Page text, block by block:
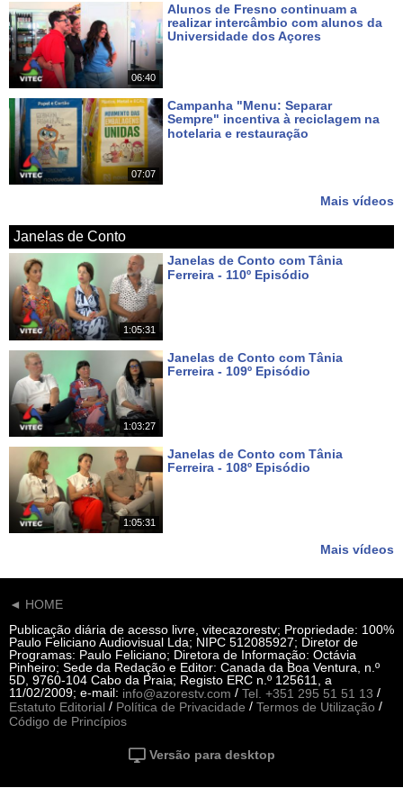
06:40
Alunos de Fresno continuam a
realizar intercâmbio com alunos da
Universidade dos Açores
07:07
Campanha "Menu: Separar
Sempre" incentiva à reciclagem na
hotelaria e restauração
Mais vídeos
Janelas de Conto
1:05:31
Janelas de Conto com Tânia
Ferreira - 110º Episódio
1:03:27
Janelas de Conto com Tânia
Ferreira - 109º Episódio
1:05:31
Janelas de Conto com Tânia
Ferreira - 108º Episódio
Mais vídeos
◄ HOME
Publicação diária de acesso livre, vitecazorestv; Propriedade: 100%
Paulo Feliciano Audiovisual Lda; NIPC 512085927; Diretor de
Programas: Paulo Feliciano; Diretora de Informação: Octávia
Pinheiro; Sede da Redação e Editor: Canada da Boa Ventura, n.º
5D, 9760-104 Cabo da Praia; Registo ERC n.º 125611, a
11/02/2009; e-mail: info@azorestv.com / Tel. +351 295 51 51 13 /
Estatuto Editorial / Política de Privacidade / Termos de Utilização /
Código de Princípios
Versão para desktop